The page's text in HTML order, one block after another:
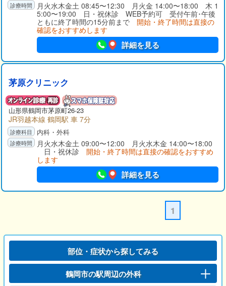
月火水木金土 08:45〜12:30 月火金 14:00〜18:00 木 1
5:00〜19:00 日・祝休診 WEB予約可 受付午前･午後
ともに終了時間の15分前まで 開始・終了時間は直接の
確認をおすすめします
詳細を見る
茅原クリニック
山形県鶴岡市茅原町26-23
JR羽越本線 鶴岡駅 車 7分
内科・外科
月火水木金土 09:00〜12:00 月火水木金 14:00〜18:00
日・祝休診 開始・終了時間は直接の確認をおすすめ
します
詳細を見る
1
部位・症状から探してみる
鶴岡市の駅周辺の外科